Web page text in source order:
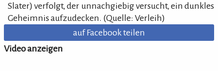
Slater) verfolgt, der unnachgiebig versucht, ein dunkles
Geheimnis aufzudecken. (Quelle: Verleih)
auf Facebook teilen
Video anzeigen